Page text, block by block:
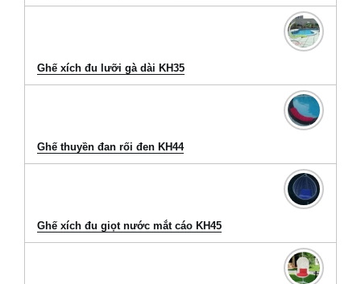
Ghế xích đu lưỡi gà dài KH35
Ghế thuyền đan rối đen KH44
Ghế xích đu giọt nước mắt cáo KH45